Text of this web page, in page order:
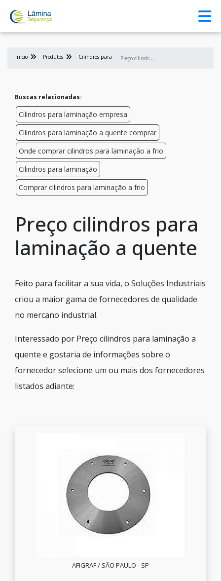
Início Produtos Cilindros para laminação P
reço cilindros para laminação a quente
Buscas relacionadas:
Cilindros para laminação empresa
Cilindros para laminação a quente comprar
Onde comprar cilindros para laminação a frio
Cilindros para laminação
Comprar cilindros para laminação a frio
Preço cilindros para
laminação a quente
Feito para facilitar a sua vida, o Soluções Industriais
criou a maior gama de fornecedores de qualidade
no mercano industrial.
Interessado por Preço cilindros para laminação a
quente e gostaria de informações sobre o
fornecedor selecione um ou mais dos fornecedores
listados adiante:
AFIGRAF / SÃO PAULO - SP